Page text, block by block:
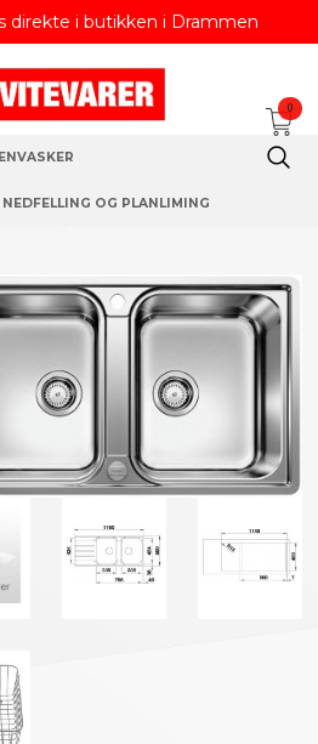
direkte i butikken i Drammen
0
OG PLANLIMING